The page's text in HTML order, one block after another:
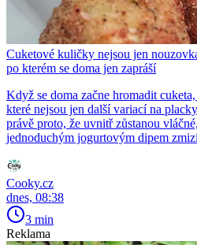
Cuketové kuličky nejsou jen
po kterém se doma jen zapráší
Když se doma začne hromadit
které nejsou jen další variací na
právě proto, že uvnitř zůstanou
jednoduchým jogurtovým dipem
Cooky.cz
dnes, 08:38
3 min
Reklama